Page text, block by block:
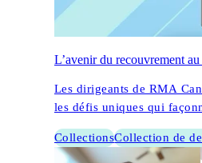
L’avenir du recouvrement au
Les dirigeants de RMA
les défis uniques qui
CollectionsCollection de